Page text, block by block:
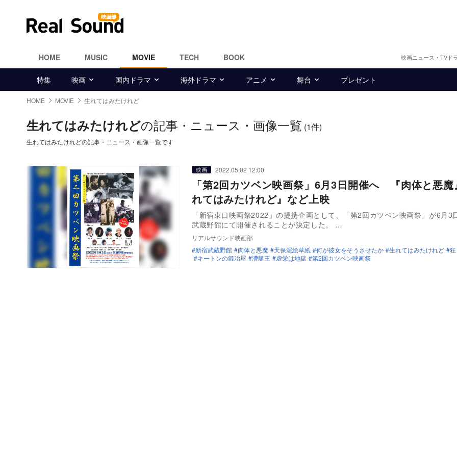
HOME MUSIC MOVIE TECH BOOK 映画ニュース・TVド
特集 映画 国内ドラマ 海外ドラマ アニメ 舞台 プレゼント
HOME MOVIE 生れてはみたけれど
生れてはみたけれどの記事・ニュース・画像一覧 (1件)
生れてはみたけれどの記事・ニュース・画像一覧です
映画 2022.05.02 12:00
「第2回カツベン映画祭」6月3日開催へ 『肉体と悪魔
れてはみたけれど』など上映
「新宿東口映画祭2022」の提携企画として、「第2回カツベン映画祭」が6月3
武蔵野館にて開催されることが決定した。 …
リアルサウンド映画部
新宿武蔵野館
肉体と悪魔 天保泥絵草紙 何が彼女をそうさせたか 生れてはみたけれど
キートンの鍛冶屋
漕艇王 虚栄は地獄 第2回カツベン映画祭